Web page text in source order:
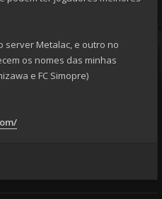
server Metalac, e outro no
os nomes das minhas
e FC Simopre)